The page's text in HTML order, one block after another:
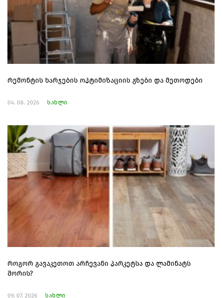
რემონტის ხარჯების ოპტიმიზაციის გზები და მეთოდები
04. 08. 2026 სახლი
როგორ გავაკეთოთ არჩევანი პარკეტსა და ლამინატს
შორის?
09. 07. 2026 სახლი